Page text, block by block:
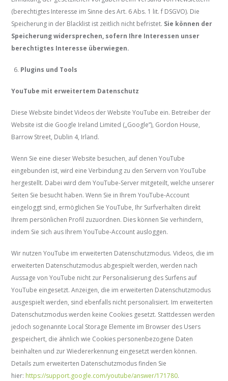
(berechtigtes Interesse im Sinne des Art. 6 Abs. 1 lit. f DSGVO). Die
Speicherung in der Blacklist ist zeitlich nicht befristet. Sie können der
Speicherung widersprechen, sofern Ihre Interessen unser
berechtigtes Interesse überwiegen.
Plugins und Tools
YouTube mit erweitertem Datenschutz
Diese Website bindet Videos der Website YouTube ein. Betreiber der
Website ist die Google Ireland Limited („Google”), Gordon House,
Barrow Street, Dublin 4, Irland.
Wenn Sie eine dieser Website besuchen, auf denen YouTube
eingebunden ist, wird eine Verbindung zu den Servern von YouTube
hergestellt. Dabei wird dem YouTube-Server mitgeteilt, welche unserer
Seiten Sie besucht haben. Wenn Sie in Ihrem YouTube-Account
eingeloggt sind, ermöglichen Sie YouTube, Ihr Surfverhalten direkt
Ihrem persönlichen Profil zuzuordnen. Dies können Sie verhindern,
indem Sie sich aus Ihrem YouTube-Account ausloggen.
Wir nutzen YouTube im erweiterten Datenschutzmodus. Videos, die im
erweiterten Datenschutzmodus abgespielt werden, werden nach
Aussage von YouTube nicht zur Personalisierung des Surfens auf
YouTube eingesetzt. Anzeigen, die im erweiterten Datenschutzmodus
ausgespielt werden, sind ebenfalls nicht personalisiert. Im erweiterten
Datenschutzmodus werden keine Cookies gesetzt. Stattdessen werden
jedoch sogenannte Local Storage Elemente im Browser des Users
gespeichert, die ähnlich wie Cookies personenbezogene Daten
beinhalten und zur Wiedererkennung eingesetzt werden können.
Details zum erweiterten Datenschutzmodus finden Sie
hier: https://support.google.com/youtube/answer/171780.